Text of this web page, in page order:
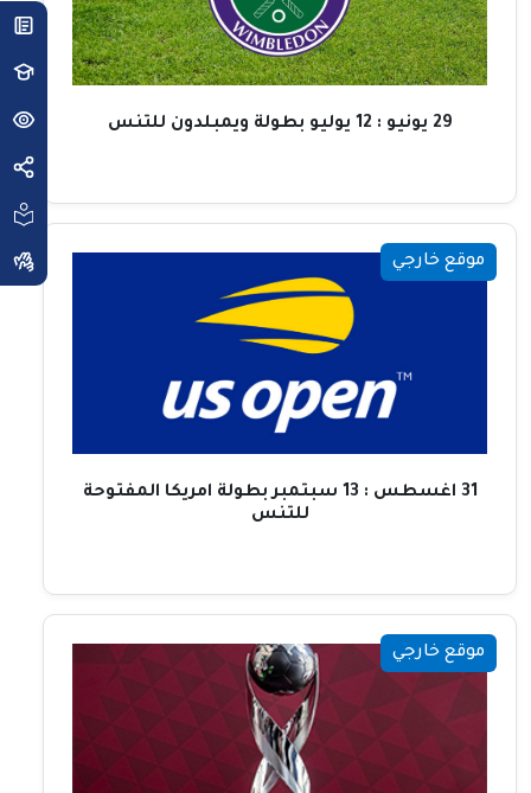
29 يونيو : 12 يوليو بطولة ويمبلدون للتنس
موقع خارجي
31 اغسطس : 13 سبتمبر بطولة امريكا المفتوحة
للتنس
موقع خارجي